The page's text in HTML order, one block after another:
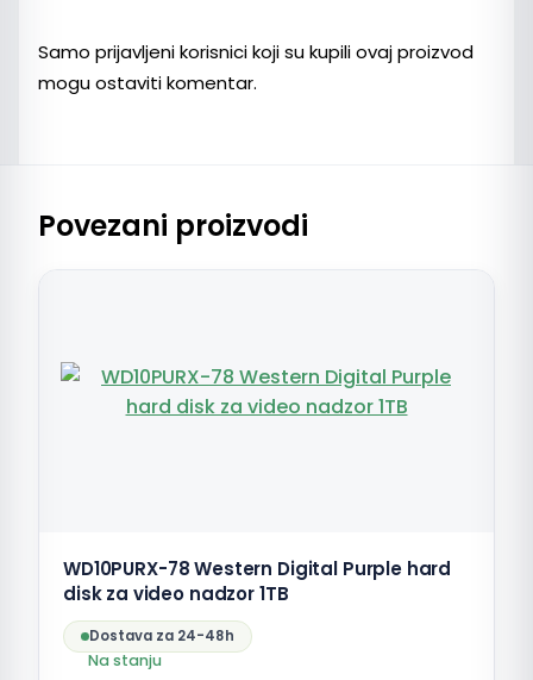
Samo prijavljeni korisnici koji su kupili ovaj proizvod
mogu ostaviti komentar.
Povezani proizvodi
WD10PURX-78 Western Digital Purple hard
disk za video nadzor 1TB
Dostava za 24-48h
Na stanju